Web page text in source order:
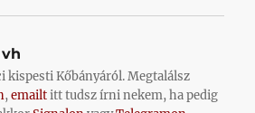
vh
kispesti Kőbányáról. Megtalálsz
,emailtitt tudsz írni nekem, ha pedig